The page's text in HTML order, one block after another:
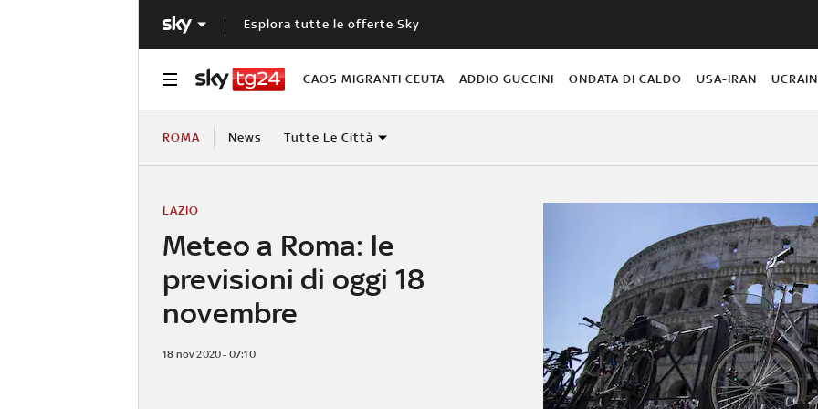
Esplora tutte le offerte Sky
CAOS MIGRANTI CEUTA ADDIO GUCCINI ONDATA DI CALDO USA-IRAN
ROMA News Tutte Le Città
Meteo a Roma: le
previsioni di oggi 18
novembre
LAZIO
18 nov 2020 - 07:10